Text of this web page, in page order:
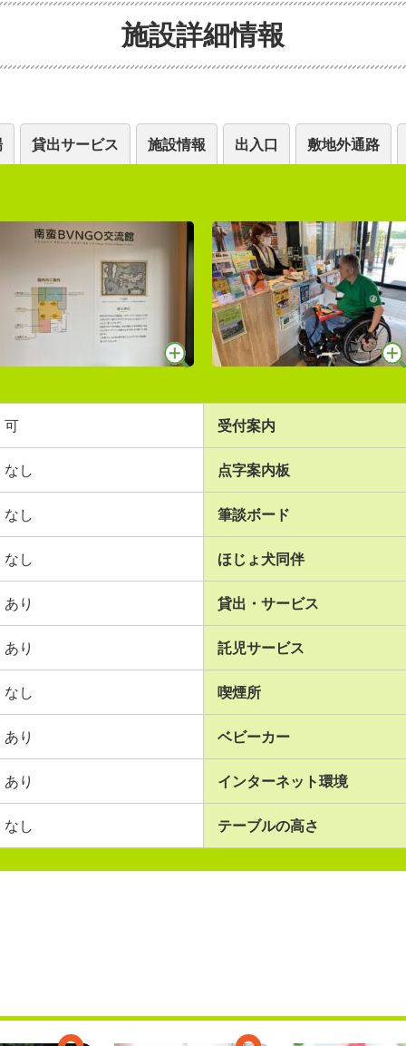
施設詳細情報
貸出サービス 施設情報 出入口 敷地外通路
可 受付案内
なし 点字案内板
なし 筆談ボード
なし ほじょ犬同伴
あり 貸出・サービス
あり 託児サービス
なし 喫煙所
あり ベビーカー
あり インターネット環境
なし テーブルの高さ